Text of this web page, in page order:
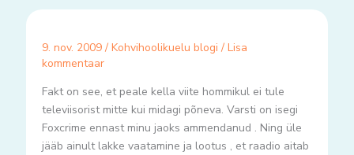
9. nov. 2009 / Kohvihoolikuelu blogi / Lisa
kommentaar
Fakt on see, et peale kella viite hommikul ei tule
televiisorist mitte kui midagi põneva. Varsti on isegi
Foxcrime ennast minu jaoks ammendanud . Ning üle
jääb ainult lakke vaatamine ja lootus , et raadio aitab